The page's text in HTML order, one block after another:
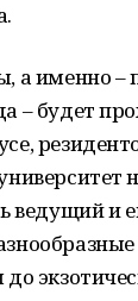
а именно –
– будет
ведущий и